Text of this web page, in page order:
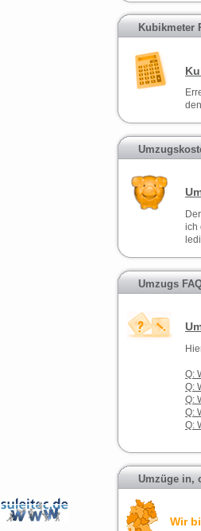
Kubikmeter
den
Der
ich
Umzugs
Q:
Q:
Q:
Q:
Q:
Umzüge in,
Wir